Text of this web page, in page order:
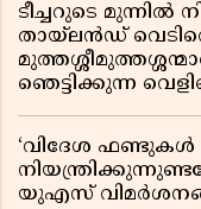
ടീച്ചറുടെ മുന്നിൽ
തായ്‌ലൻഡ്
ഞെട്ടിക്കുന്ന
‘വിദേശ ഫണ്ടുകൾ
യുഎസ്